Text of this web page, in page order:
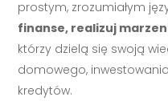
prostym, zrozumiałym
finanse, realizuj
którzy dzielą się swoją
domowego,
kredytów.